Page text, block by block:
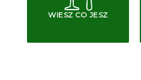
WIESZ CO JESZ